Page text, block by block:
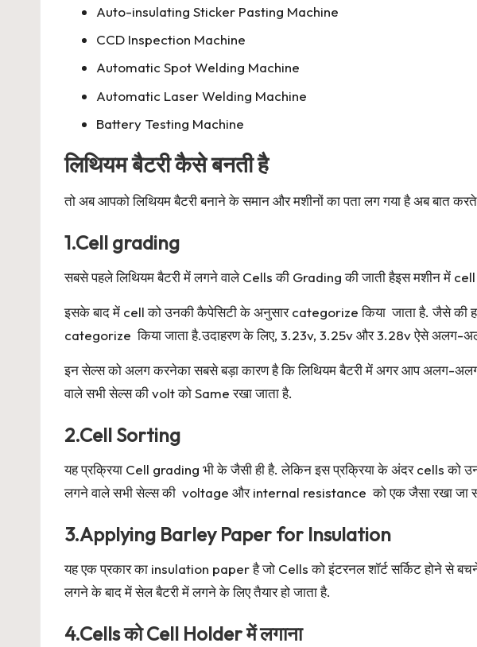
Auto-insulating Sticker Pasting Machine
CCD Inspection Machine
Automatic Spot Welding Machine
Automatic Laser Welding Machine
Battery Testing Machine
लिथियम बैटरी कैसे बनती है
तो अब आपको लिथियम बैटरी बनाने के समान और मशीनों का पता लग गया है अब बात
1.Cell grading
सबसे पहले लिथियम बैटरी में लगने वाले Cells की Grading की जाती हैइस मशीन में cell
इसके बाद में cell को उनकी कैपेसिटी के अनुसार categorize किया जाता है. जैसे
categorize किया जाता है.उदाहरण के लिए, 3.23v, 3.25v और 3.28v ऐसे
इन सेल्स को अलग करनेका सबसे बड़ा कारण है कि लिथियम बैटरी में अगर आप अलग-
वाले सभी सेल्स की volt को Same रखा जाता है.
2.Cell Sorting
यह प्रक्रिया Cell grading भी के जैसी ही है. लेकिन इस प्रक्रिया के अंदर cells
लगने वाले सभी सेल्स की voltage और internal resistance को एक जैसा रखा जा
3.Applying Barley Paper for Insulation
यह एक प्रकार का insulation paper है जो Cells को इंटरनल शॉर्ट सर्किट होने से
लगने के बाद में सेल बैटरी में लगने के लिए तैयार हो जाता है.
4.Cells को Cell Holder में लगाना